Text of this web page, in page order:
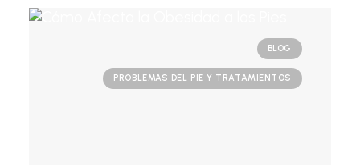
BLOG
PROBLEMAS DEL PIE Y TRATAMIENTOS